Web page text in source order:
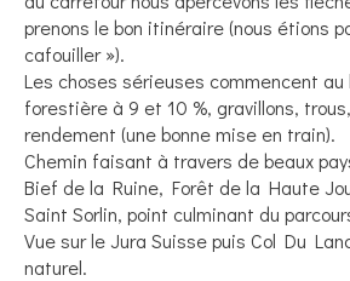
prenons le bon itinéraire (nous étions
cafouiller »).
Les choses sérieuses commencent
forestière à 9 et 10 %, gravillons,
rendement (une bonne mise en train).
Chemin faisant à travers de beaux
Bief de la Ruine, Forêt de la Haute
Saint Sorlin, point culminant du
Vue sur le Jura Suisse puis Col Du
naturel.